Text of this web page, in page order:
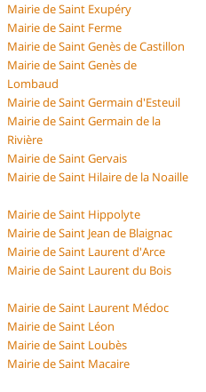
Mairie de Saint Exupéry
Mairie de Saint Ferme
Mairie de Saint Genès de Castillon
Mairie de Saint Genès de
Lombaud
Mairie de Saint Germain d'Esteuil
Mairie de Saint Germain de la
Rivière
Mairie de Saint Gervais
Mairie de Saint Hilaire de la Noaille
Mairie de Saint Hippolyte
Mairie de Saint Jean de Blaignac
Mairie de Saint Laurent d'Arce
Mairie de Saint Laurent du Bois
Mairie de Saint Laurent Médoc
Mairie de Saint Léon
Mairie de Saint Loubès
Mairie de Saint Macaire